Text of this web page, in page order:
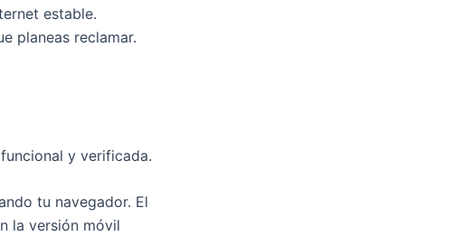
estable.
planeas reclamar.
y verificada.
tu navegador. El
la versión móvil